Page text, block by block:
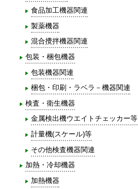
食品加工機器関連
製薬機器
混合攪拌機器関連
包装・梱包機器
包装機器関連
梱包・印刷・ラベラ－機器関連
検査・衛生機器
金属検出機ウエイトチェッカー等
計量機(スケール)等
その他検査機器関連
加熱・冷却機器
加熱機器